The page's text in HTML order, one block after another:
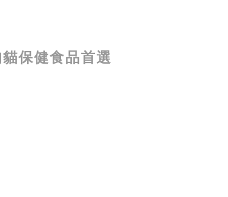
保健食品首選